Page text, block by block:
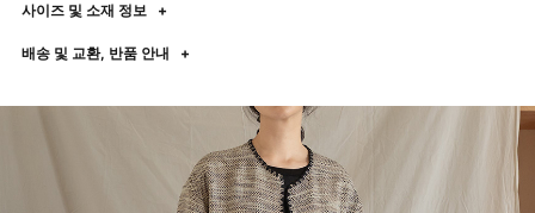
사이즈 및 소재 정보 +
배송 및 교환, 반품 안내 +